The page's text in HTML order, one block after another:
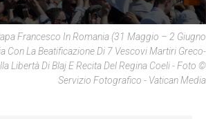
Francesco In Romania (31 Maggio – 2 Giugno
Con La Beatificazione Di 7 Vescovi Martiri Greco-
Libertà Di Blaj E Recita Del Regina Coeli - Foto ©
Servizio Fotografico - Vatican Media